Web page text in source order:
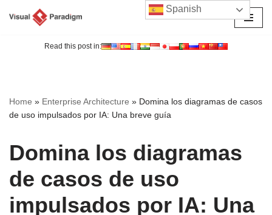
Read this post in:
Home » Enterprise Architecture » Domina los diagramas de casos
de uso impulsados por IA: Una breve guía
Domina los diagramas
de casos de uso
impulsados por IA: Una
Spanish